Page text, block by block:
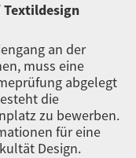
an der
muss eine
abgelegt
die
zu bewerben.
für eine
Design.